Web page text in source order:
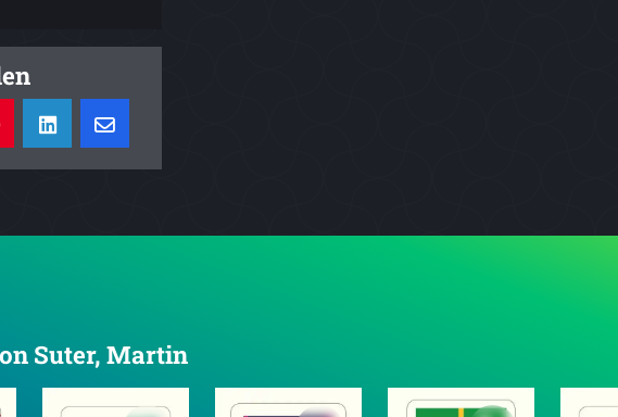
Suter, Martin